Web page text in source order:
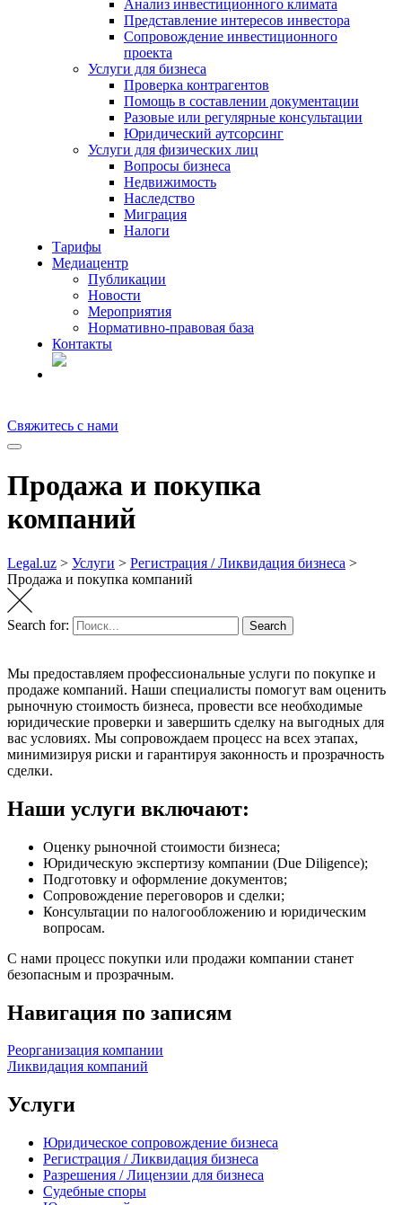
Анализ инвестиционного климата
Представление интересов инвестора
Сопровождение инвестиционного
проекта
Услуги для бизнеса
Проверка контрагентов
Помощь в составлении документации
Разовые или регулярные консультации
Юридический аутсорсинг
Услуги для физических лиц
Вопросы бизнеса
Недвижимость
Наследство
Миграция
Налоги
Тарифы
Медиацентр
Публикации
Новости
Мероприятия
Нормативно-правовая база
Контакты
Свяжитесь с нами
Продажа и покупка
компаний
Legal.uz > Услуги > Регистрация / Ликвидация бизнеса >
Продажа и покупка компаний
Search for: Search
Мы предоставляем профессиональные услуги по покупке и
продаже компаний. Наши специалисты помогут вам оценить
рыночную стоимость бизнеса, провести все необходимые
юридические проверки и завершить сделку на выгодных для
вас условиях. Мы сопровождаем процесс на всех этапах,
минимизируя риски и гарантируя законность и прозрачность
сделки.
Наши услуги включают:
Оценку рыночной стоимости бизнеса;
Юридическую экспертизу компании (Due Diligence);
Подготовку и оформление документов;
Сопровождение переговоров и сделки;
Консультации по налогообложению и юридическим
вопросам.
С нами процесс покупки или продажи компании станет
безопасным и прозрачным.
Навигация по записям
Реорганизация компании
Ликвидация компаний
Услуги
Юридическое сопровождение бизнеса
Регистрация / Ликвидация бизнеса
Разрешения / Лицензии для бизнеса
Судебные споры